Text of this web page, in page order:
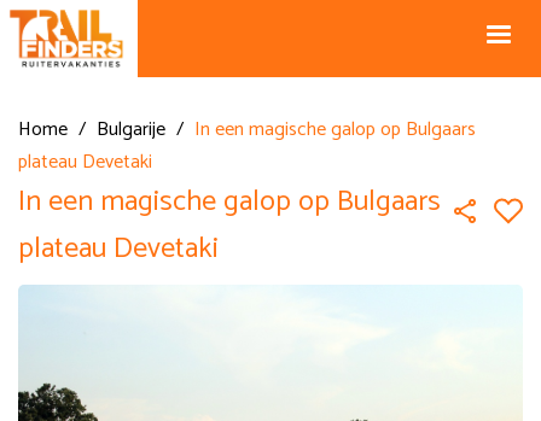
Home / Bulgarije / In een magische galop op Bulgaars
plateau Devetaki
In een magische galop op Bulgaars
plateau Devetaki